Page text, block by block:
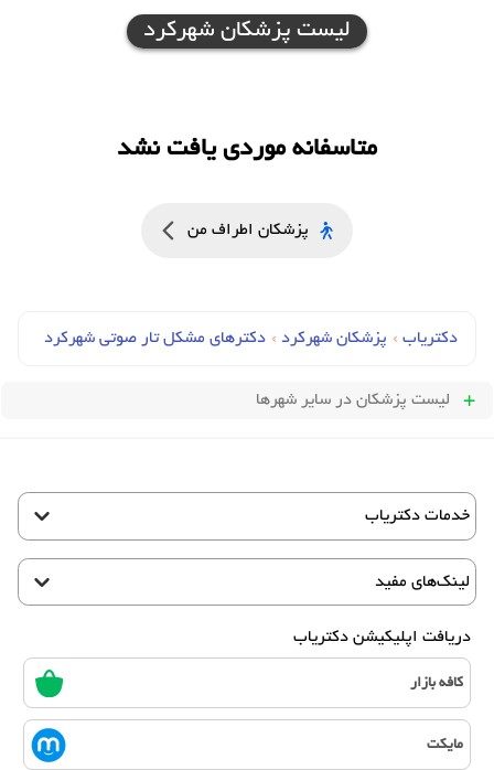
لیست پزشکان شهرکرد
متاسفانه موردی یافت نشد
پزشکان اطراف من
دکتریاب › پزشکان شهرکرد › دکترهای مشکل تار صوتی شهرکرد
لیست پزشکان در سایر شهرها
خدمات دکتریاب
لینک‌های مفید
دریافت اپلیکیشن دکتریاب
کافه بازار
مایکت